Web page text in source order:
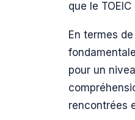
que le
En termes
pour un
rencontrées